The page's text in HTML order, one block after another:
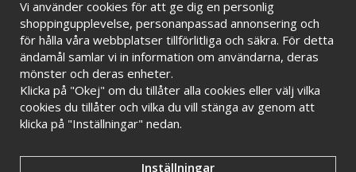
Är du inte
återförsäljare
produkter?
Kontakta oss
HANDLA TRYGGT HOS OSS
Brett sortiment
Eget stort lager
Snabba leveranser
Faktura 30 dagar
Vi använder cookies för att ge dig en personlig
shoppingupplevelse, personanpassad annonsering och
för hålla våra webbplatser tillförlitliga och säkra. För detta
ändamål samlar vi in information om användarna, deras
mönster och deras enheter.
Klicka på "Okej" om du tillåter alla cookies eller välj vilka
cookies du tillåter och vilka du vill stänga av genom att
klicka på "Inställningar" nedan.
Inställningar